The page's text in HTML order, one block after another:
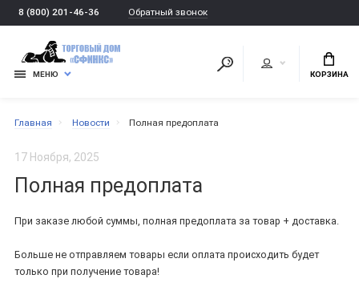
8 (800) 201-46-36 Обратный звонок
МЕНЮ КОРЗИНА
Главная Новости Полная предоплата
17 Ноября, 2025
Полная предоплата
При заказе любой суммы, полная предоплата за товар + доставка.
Больше не отправляем товары если оплата происходить будет
только при получение товара!